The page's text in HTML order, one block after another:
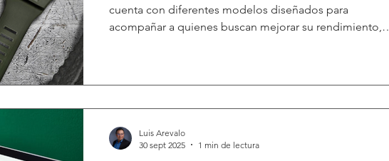
cuenta con diferentes modelos diseñados para
acompañar a quienes buscan mejorar su rendimiento,
aliado clave para quienes apuestan por el bienestar y la
constancia. Dentro de sus modelos destacados se
encuentr
Luis Arevalo
30 sept 2025
1 min de lectura